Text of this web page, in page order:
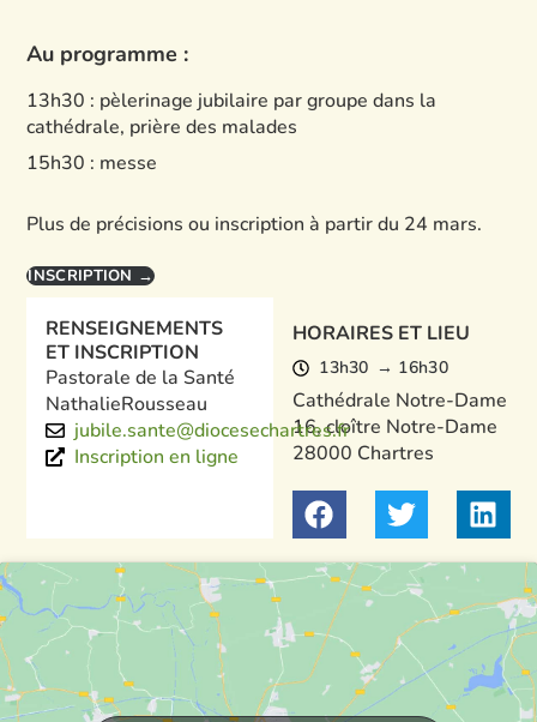
Au programme :
13h30 : pèlerinage jubilaire par groupe dans la
cathédrale, prière des malades
15h30 : messe
Plus de précisions ou inscription à partir du 24 mars.
INSCRIPTION →
HORAIRES ET LIEU
13h30 → 16h30
Cathédrale Notre-Dame
16, cloître Notre-Dame
28000 Chartres
RENSEIGNEMENTS
ET INSCRIPTION
Pastorale de la Santé
NathalieRousseau
jubile.sante@diocesechartres.fr
Inscription en ligne